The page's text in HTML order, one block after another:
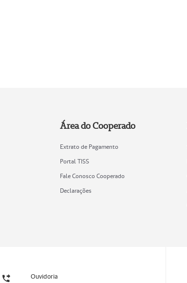
Área do Cooperado
Extrato de Pagamento
Portal TISS
Fale Conosco Cooperado
Declarações
Ouvidoria